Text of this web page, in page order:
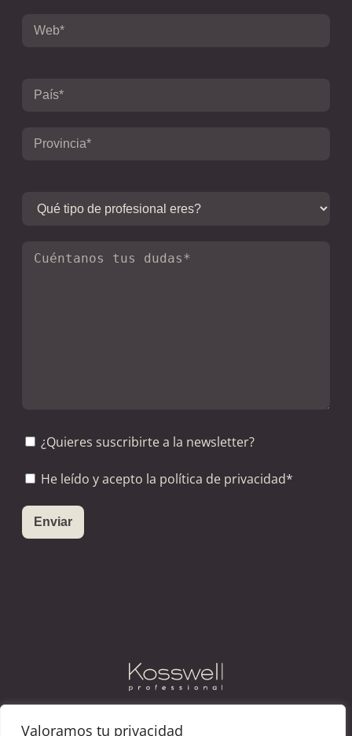
Valoramos tu privacidad
¿Quieres suscribirte a la newsletter?
He leído y acepto la política de privacidad*